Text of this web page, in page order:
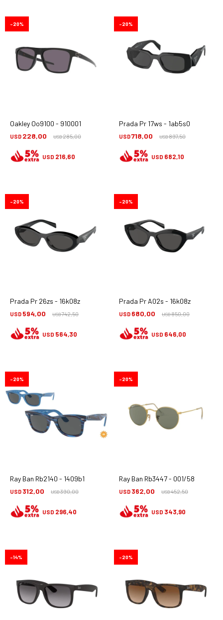
Oakley Oo9100 - 910001
USD 228,00 USD285,00
20
USD 216,60
Prada Pr 17ws - 1ab5s0
USD718,00 USD897,50
20
USD 682,10
Prada Pr 26zs - 16k08z
USD 594,00 USD742,50
20
USD 564,30
Prada Pr A02s - 16k08z
USD 680,00 USD850,00
20
USD 646,00
Ray Ban Rb2140 - 1409b1
USD 312,00 USD390,00
20
USD 296,40
Ray Ban Rb3447 - 001/58
USD 362,00 USD452,50
20
USD 343,90
14 20